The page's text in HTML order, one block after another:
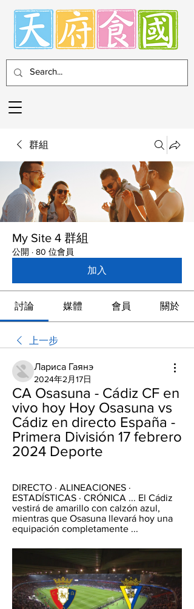
群組
My Site 4 群組
公開 · 80 位會員
加入
討論 媒體 會員 關於
上一步
Лариса Гаянэ
2024年2月17日
CA Osasuna - Cádiz CF en
vivo hoy Hoy Osasuna vs
Cádiz en directo España -
Primera División 17 febrero
2024 Deporte
DIRECTO · ALINEACIONES ·
ESTADÍSTICAS · CRÓNICA ... El Cádiz
vestirá de amarillo con calzón azul,
mientras que Osasuna llevará hoy una
equipación completamente ...